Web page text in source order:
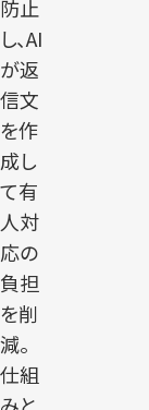
防止
し、AI
が返
信文
を作
成し
て有
人対
応の
負担
を削
減。
仕組
みと